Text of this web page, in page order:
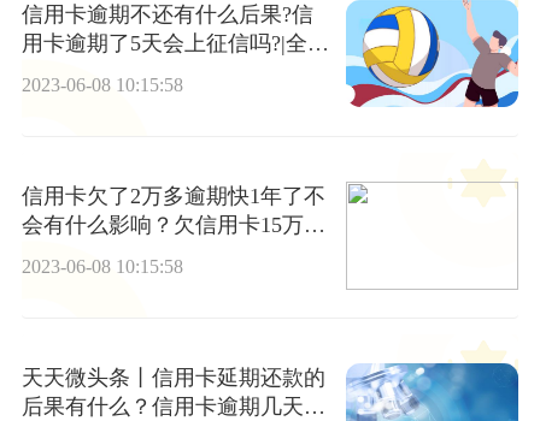
信用卡逾期不还有什么后果?信
用卡逾期了5天会上征信吗?|全球
2023-06-08 10:15:58
信用卡欠了2万多逾期快1年了不
会有什么影响？欠信用卡15万3
2023-06-08 10:15:58
天天微头条丨信用卡延期还款的
后果有什么？信用卡逾期几天影